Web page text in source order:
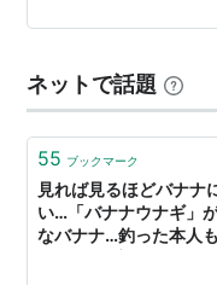
ごと一個入っていま
の果物の風味がその
んじゅう自体は甘味
ネットで話題
55 ブックマーク
見れば見るほどバナナ
い…「バナナウナギ」
なバナナ…釣った本人